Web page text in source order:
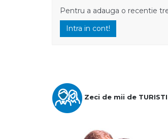
Pentru a adauga o recentie
Intra in cont!
Zeci de mii de TURISTI